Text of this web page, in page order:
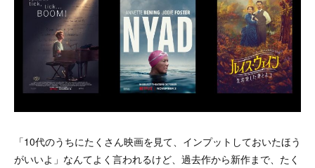
「10代のうちにたくさん映画を見て、インプットしておいたほう
がいいよ」なんてよく言われるけど、過去作から新作まで、たく